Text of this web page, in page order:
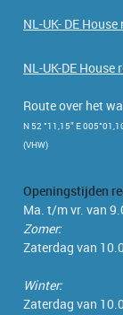
NL-UK- DE House
NL-UK-DE
Route over het
N 52 °11,15” E
(VHW)
Openingstijden
Ma. t/m vr. van
Zomer:
Zaterdag van
Winter:
Zaterdag van